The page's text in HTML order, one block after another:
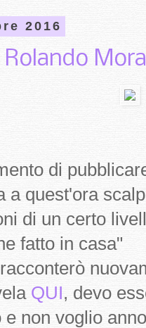
2016
di
a quest'ora
di un certo
fatto in casa"
QUI, devo
e non voglio